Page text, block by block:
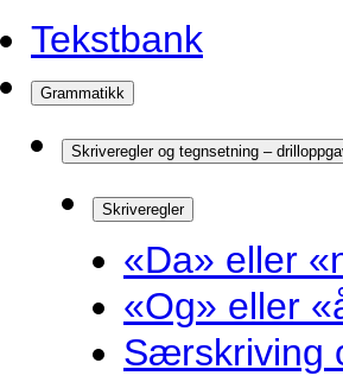
Tekstbank
Grammatikk
Skriveregler og tegnsetning –
Skriveregler
«Da» eller
«Og» eller
Særskriving